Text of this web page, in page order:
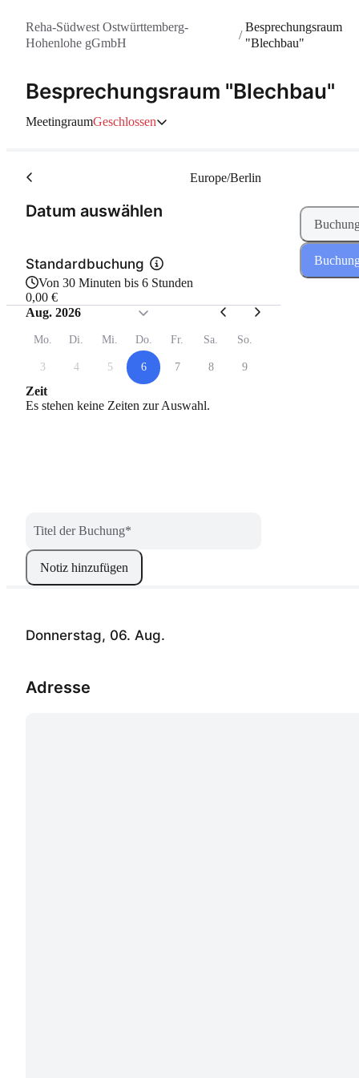
Reha-Südwest Ostwürttemberg-
Hohenlohe gGmbH
/
Besprechungsraum
"Blechbau"
Besprechungsraum "Blechbau"
MeetingraumGeschlossen
Donnerstag, 06. Aug.
Adresse
Datum auswählen
Europe/Berlin
Standardbuchung
Von 30 Minuten bis 6 Stunden
0,00 €
Aug. 2026
Mo. Di. Mi. Do. Fr. Sa. So.
3 4 5 6 7 8 9
Zeit
Es stehen keine Zeiten zur Auswahl.
Titel der Buchung*
Notiz hinzufügen